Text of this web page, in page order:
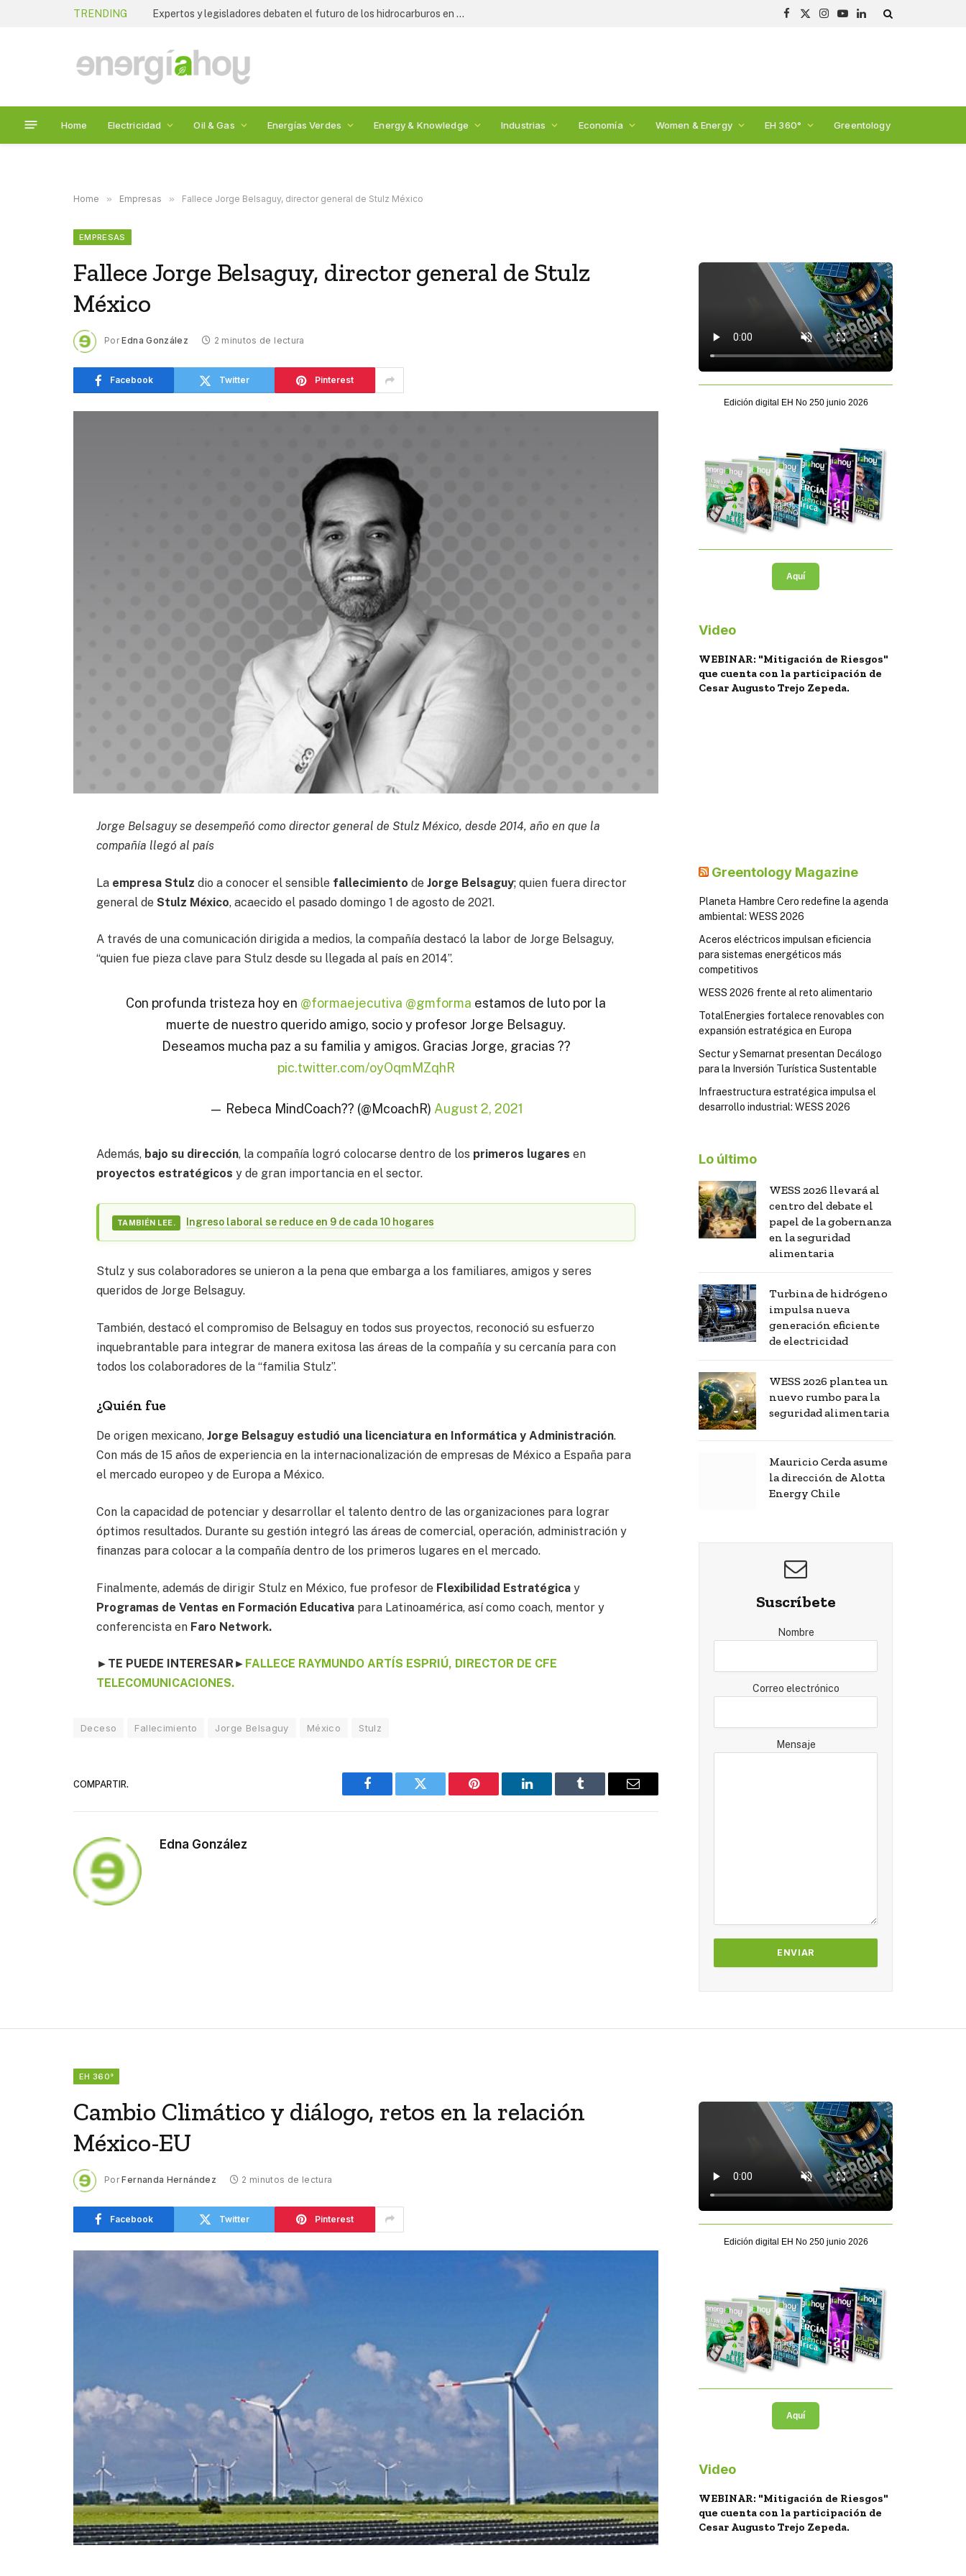
TRENDING Expertos y legisladores debaten el futuro de los hidrocarburos en México: 2nda Cumbre de Energía
Facebook
X
Instagram
YouTubeLinkedIn
Home Electricidad Oil & Gas Energías Verdes Energy & Knowledge Industrias Economía Women & Energy EH 360° Greentology
Home » Empresas » Fallece Jorge Belsaguy, director general de Stulz México
EMPRESAS
Fallece Jorge Belsaguy, director general de Stulz
México
Por Edna González 2 minutos de lectura
Facebook Twitter Pinterest
Jorge Belsaguy se desempeñó como director general de Stulz México, desde 2014, año en que la
compañía llegó al país
La empresa Stulz dio a conocer el sensible fallecimiento de Jorge Belsaguy; quien fuera director
general deStulz México, acaecido el pasado domingo 1 de agosto de 2021.
A través de una comunicación dirigida a medios, la compañía destacó la labor de Jorge Belsaguy,
“quien fue pieza clave para Stulz desde su llegada al país en 2014”.
Con profunda tristeza hoy en @formaejecutiva @gmforma estamos de luto por la
muerte de nuestro querido amigo, socio y profesor Jorge Belsaguy.
Deseamos mucha paz a su familia y amigos. Gracias Jorge, gracias ??
pic.twitter.com/oyOqmMZqhR
— Rebeca MindCoach?? (@McoachR) August 2, 2021
Además, bajo su dirección, la compañía logró colocarse dentro de los primeros lugares en
proyectos estratégicos y de gran importancia en el sector.
TAMBIÉN LEE. Ingreso laboral se reduce en 9 de cada 10 hogares
Stulz y sus colaboradores se unieron a la pena que embarga a los familiares, amigos y seres
queridos de Jorge Belsaguy.
También, destacó el compromiso de Belsaguy en todos sus proyectos, reconoció su esfuerzo
inquebrantable para integrar de manera exitosa las áreas de la compañía y su cercanía para con
todos los colaboradores de la “familia Stulz”.
¿Quién fue
De origen mexicano, Jorge Belsaguy estudió una licenciatura en Informática y Administración.
Con más de 15 años de experiencia en la internacionalización de empresas de México a España para
el mercado europeo y de Europa a México.
Con la capacidad de potenciar y desarrollar el talento dentro de las organizaciones para lograr
óptimos resultados. Durante su gestión integró las áreas de comercial, operación, administración y
finanzas para colocar a la compañía dentro de los primeros lugares en el mercado.
Finalmente, además de dirigir Stulz en México, fue profesor de Flexibilidad Estratégica y
Programas de Ventas en Formación Educativa para Latinoamérica, así como coach, mentor y
conferencista en Faro Network.
► TE PUEDE INTERESAR ► FALLECE RAYMUNDO ARTÍS ESPRIÚ, DIRECTOR DE CFE
TELECOMUNICACIONES.
Deceso Fallecimiento Jorge Belsaguy México Stulz
COMPARTIR.
Facebook Twitter Pinterest LinkedIn Tumblr Email
Edna González
Edición digital EH No 250 junio 2026
Aquí
Video
WEBINAR: "Mitigación de Riesgos"
que cuenta con la participación de
Cesar Augusto Trejo Zepeda.
Greentology Magazine
Planeta Hambre Cero redefine la agenda
ambiental: WESS 2026
Aceros eléctricos impulsan eficiencia
para sistemas energéticos más
competitivos
WESS 2026 frente al reto alimentario
TotalEnergies fortalece renovables con
expansión estratégica en Europa
Sectur y Semarnat presentan Decálogo
para la Inversión Turística Sustentable
Infraestructura estratégica impulsa el
desarrollo industrial: WESS 2026
Lo último
WESS 2026 llevará al
centro del debate el
papel de la gobernanza
en la seguridad
alimentaria
Turbina de hidrógeno
impulsa nueva
generación eficiente
de electricidad
WESS 2026 plantea un
nuevo rumbo para la
seguridad alimentaria
Mauricio Cerda asume
la dirección de Alotta
Energy Chile
Suscríbete
Nombre
Correo electrónico
Mensaje
EH 360°
Cambio Climático y diálogo, retos en la relación
México-EU
Por Fernanda Hernández 2 minutos de lectura
Facebook Twitter Pinterest
Edición digital EH No 250 junio 2026
Aquí
Video
WEBINAR: "Mitigación de Riesgos"
que cuenta con la participación de
Cesar Augusto Trejo Zepeda.